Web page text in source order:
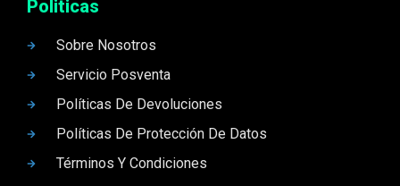
Politicas
Sobre Nosotros
Servicio Posventa
Políticas De Devoluciones
Políticas De Protección De Datos
Términos Y Condiciones